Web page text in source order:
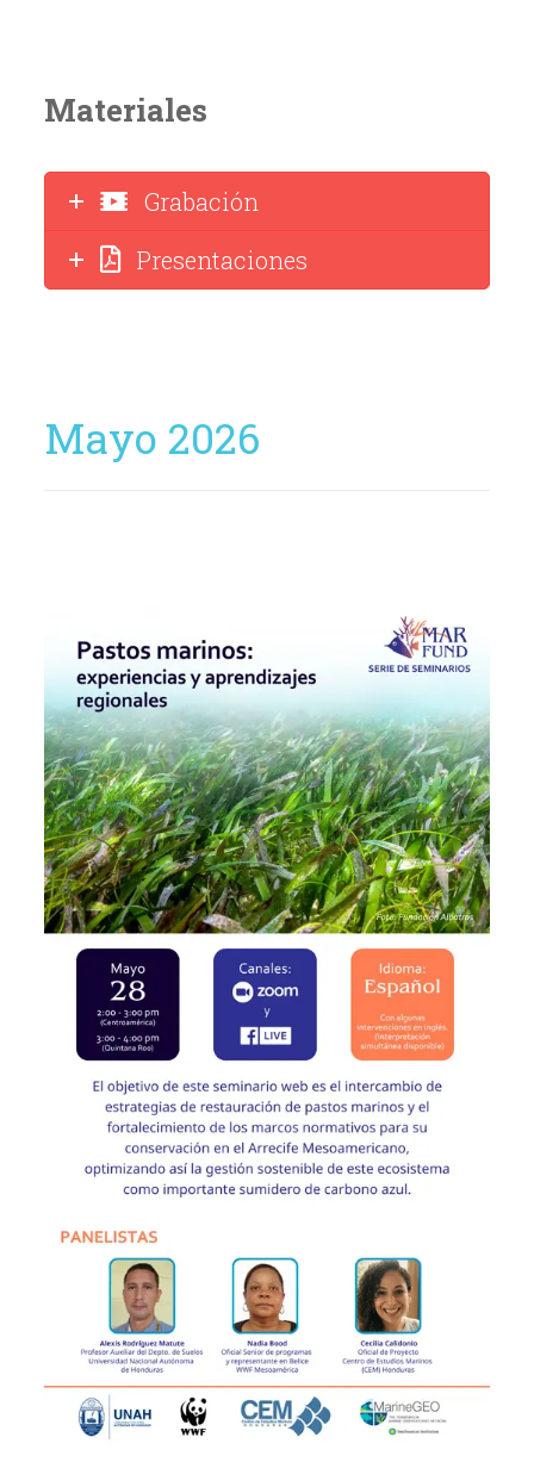
Materiales
Grabación
Presentaciones
Mayo 2026